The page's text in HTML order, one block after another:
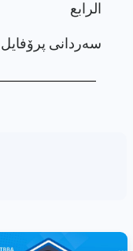
الرابع
سەردانی پرۆفایل :